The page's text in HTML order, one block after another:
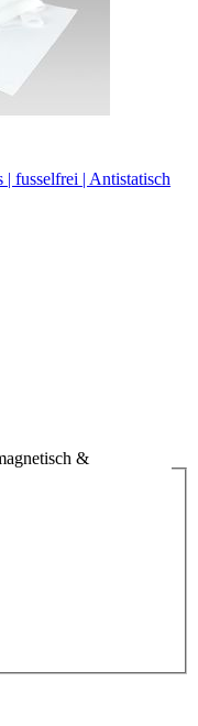
| fusselfrei | Antistatisch
&